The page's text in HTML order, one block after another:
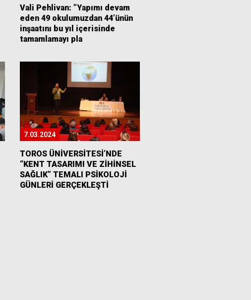
Vali Pehlivan: ”Yapımı devam
eden 49 okulumuzdan 44’ünün
inşaatını bu yıl içerisinde
tamamlamayı pla
7.03.2024
TOROS ÜNİVERSİTESİ’NDE
“KENT TASARIMI VE ZİHİNSEL
SAĞLIK” TEMALI PSİKOLOJİ
GÜNLERİ GERÇEKLEŞTİ